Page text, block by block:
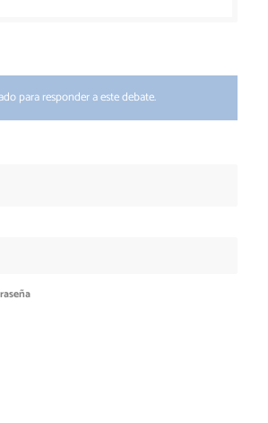
para responder a este debate.